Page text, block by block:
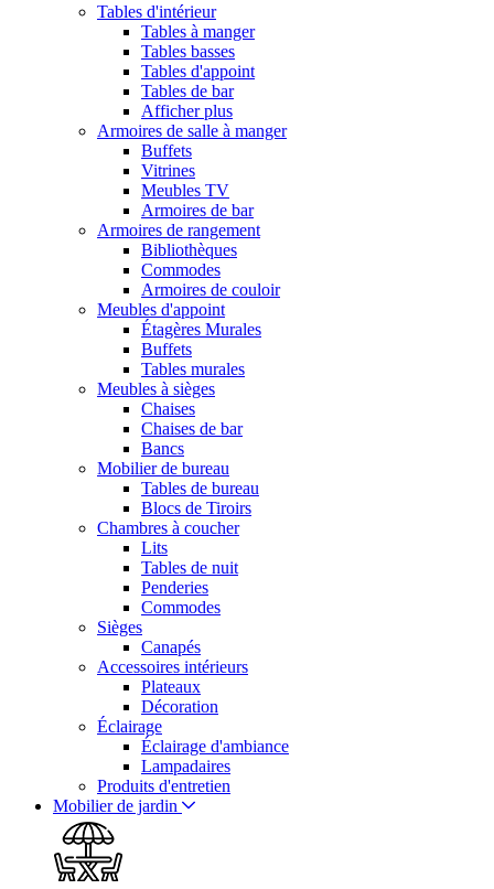
Tables d'intérieur
Tables à manger
Tables basses
Tables d'appoint
Tables de bar
Afficher plus
Armoires de salle à manger
Buffets
Vitrines
Meubles TV
Armoires de bar
Armoires de rangement
Bibliothèques
Commodes
Armoires de couloir
Meubles d'appoint
Étagères Murales
Buffets
Tables murales
Meubles à sièges
Chaises
Chaises de bar
Bancs
Mobilier de bureau
Tables de bureau
Blocs de Tiroirs
Chambres à coucher
Lits
Tables de nuit
Penderies
Commodes
Sièges
Canapés
Accessoires intérieurs
Plateaux
Décoration
Éclairage
Éclairage d'ambiance
Lampadaires
Produits d'entretien
Mobilier de jardin